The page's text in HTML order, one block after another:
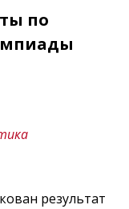
по
результат